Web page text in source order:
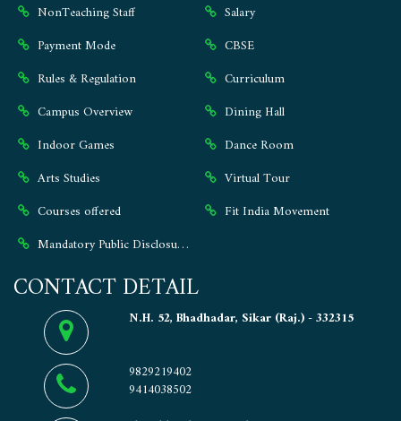
NonTeaching Staff
Salary
Payment Mode
CBSE
Rules & Regulation
Curriculum
Campus Overview
Dining Hall
Indoor Games
Dance Room
Arts Studies
Virtual Tour
Courses offered
Fit India Movement
Mandatory Public Disclosure ⭐
CONTACT DETAIL
N.H. 52, Bhadhadar, Sikar (Raj.) - 332315
9829219402
9414038502